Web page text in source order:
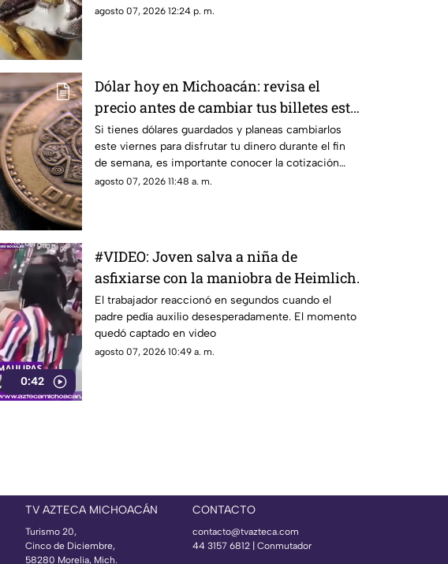
encontrar al reptil dentro de su domicilio.
agosto 07, 2026 12:24 p. m.
Dólar hoy en Michoacán: revisa el
precio antes de cambiar tus billetes este
fin de semana
Si tienes dólares guardados y planeas cambiarlos
este viernes para disfrutar tu dinero durante el fin
de semana, es importante conocer la cotización
antes de realizar la operación y comparar opciones
agosto 07, 2026 11:48 a. m.
0:42
#VIDEO: Joven salva a niña de
asfixiarse con la maniobra de Heimlich.
El trabajador reaccionó en segundos cuando el
padre pedía auxilio desesperadamente. El momento
quedó captado en video
agosto 07, 2026 10:49 a. m.
TV AZTECA MICHOACÁN
Turismo 20,
Cinco de Diciembre,
58280 Morelia, Mich.
CONTACTO
contacto@tvazteca.com
44 3157 6812 | Conmutador